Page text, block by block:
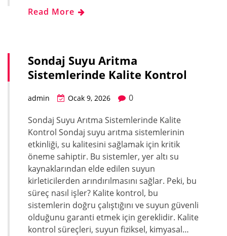
Read More
Sondaj Suyu Aritma
Sistemlerinde Kalite Kontrol
admin Ocak 9, 2026
0
Sondaj Suyu Arıtma Sistemlerinde Kalite
Kontrol Sondaj suyu arıtma sistemlerinin
etkinliği, su kalitesini sağlamak için kritik
öneme sahiptir. Bu sistemler, yer altı su
kaynaklarından elde edilen suyun
kirleticilerden arındırılmasını sağlar. Peki, bu
süreç nasıl işler? Kalite kontrol, bu
sistemlerin doğru çalıştığını ve suyun güvenli
olduğunu garanti etmek için gereklidir. Kalite
kontrol süreçleri, suyun fiziksel, kimyasal…